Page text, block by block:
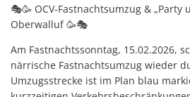
🎭🥳 OCV-Fastnachtsumzug & „Party
Oberwalluf 🥳🎭
Am Fastnachtssonntag, 15.02.2026,
närrische Fastnachtsumzug wieder
Umzugsstrecke ist im Plan blau